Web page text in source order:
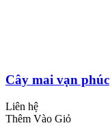
Cây mai vạn phúc
Liên hệ
Thêm Vào Giỏ